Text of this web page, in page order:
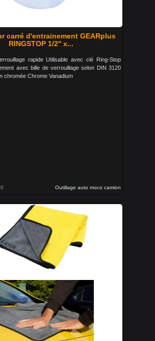
carré d'entrainement GEARplus
RINGSTOP 1/2'' x...
rapide Utilisable avec clé Ring-Stop
avec bille de verrouillage selon DIN 3120
chromée Chrome Vanadium
Outillage auto moco camion